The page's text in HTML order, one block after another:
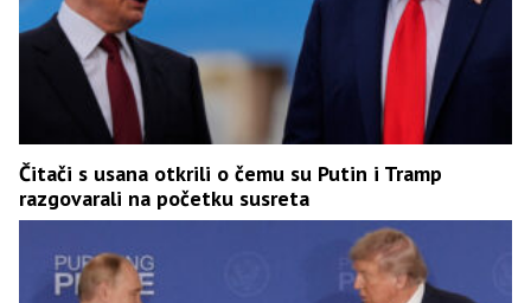
Čitači s usana otkrili o čemu su Putin i Tramp
razgovarali na početku susreta